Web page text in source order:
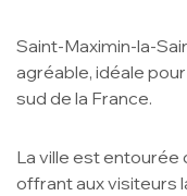
Saint-Maximin-la-
agréable, idéale
sud de la France.
La ville est
offrant aux visiteurs